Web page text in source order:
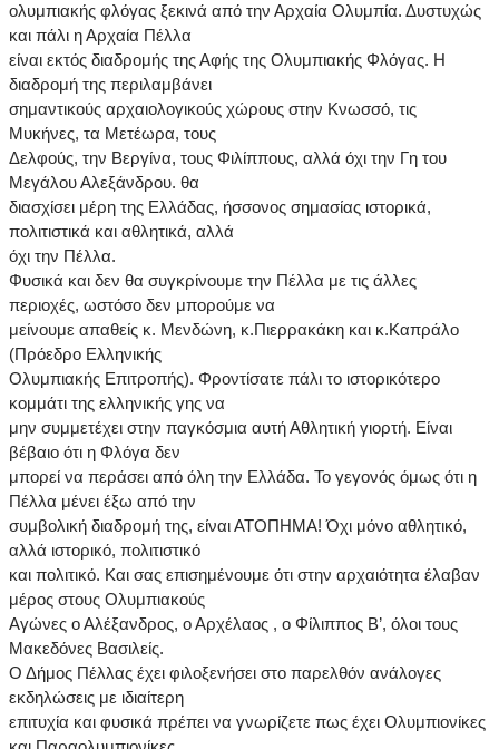
ολυμπιακής φλόγας ξεκινά από την Αρχαία Ολυμπία. Δυστυχώς
και πάλι η Αρχαία Πέλλα
είναι εκτός διαδρομής της Αφής της Ολυμπιακής Φλόγας. Η
διαδρομή της περιλαμβάνει
σημαντικούς αρχαιολογικούς χώρους στην Κνωσσό, τις
Μυκήνες, τα Μετέωρα, τους
Δελφούς, την Βεργίνα, τους Φιλίππους, αλλά όχι την Γη του
Μεγάλου Αλεξάνδρου. θα
διασχίσει μέρη της Ελλάδας, ήσσονος σημασίας ιστορικά,
πολιτιστικά και αθλητικά, αλλά
όχι την Πέλλα.
Φυσικά και δεν θα συγκρίνουμε την Πέλλα με τις άλλες
περιοχές, ωστόσο δεν μπορούμε να
μείνουμε απαθείς κ. Μενδώνη, κ.Πιερρακάκη και κ.Καπράλο
(Πρόεδρο Ελληνικής
Ολυμπιακής Επιτροπής). Φροντίσατε πάλι το ιστορικότερο
κομμάτι της ελληνικής γης να
μην συμμετέχει στην παγκόσμια αυτή Αθλητική γιορτή. Είναι
βέβαιο ότι η Φλόγα δεν
μπορεί να περάσει από όλη την Ελλάδα. Το γεγονός όμως ότι η
Πέλλα μένει έξω από την
συμβολική διαδρομή της, είναι ΑΤΟΠΗΜΑ! Όχι μόνο αθλητικό,
αλλά ιστορικό, πολιτιστικό
και πολιτικό. Και σας επισημένουμε ότι στην αρχαιότητα έλαβαν
μέρος στους Ολυμπιακούς
Αγώνες ο Αλέξανδρος, ο Αρχέλαος , ο Φίλιππος Β’, όλοι τους
Μακεδόνες Βασιλείς.
Ο Δήμος Πέλλας έχει φιλοξενήσει στο παρελθόν ανάλογες
εκδηλώσεις με ιδιαίτερη
επιτυχία και φυσικά πρέπει να γνωρίζετε πως έχει Ολυμπιονίκες